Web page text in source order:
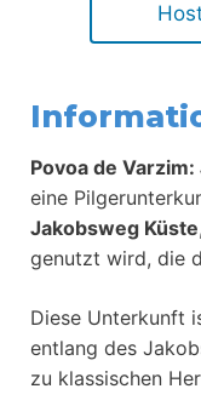
Povoa de
eine
Jakobsweg Küste
genutzt wird, die
Diese Unterkunft
entlang des
zu klassischen